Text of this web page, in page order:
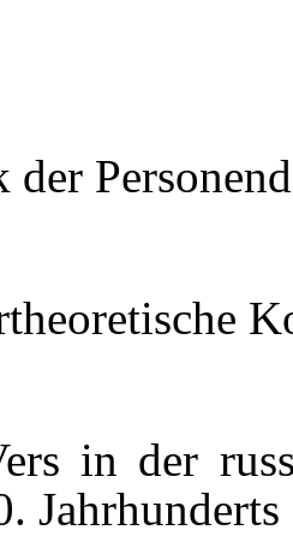
der
in der
Jahrhunderts